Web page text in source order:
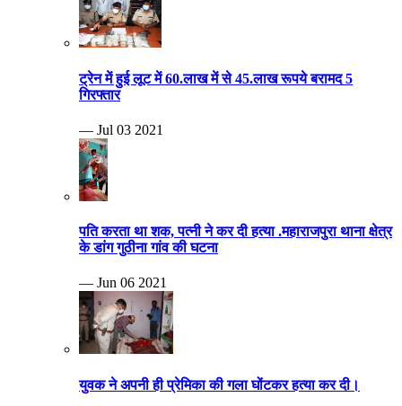
ट्रेन में हुई लूट में 60.लाख में से 45.लाख रूपये बरामद 5
गिरफ्तार
— Jul 03 2021
पति करता था शक, पत्नी ने कर दी हत्या .महाराजपुरा थाना क्षेत्र
के डांग गुठीना गांव की घटना
— Jun 06 2021
युवक ने अपनी ही प्रेमिका की गला घोंटकर हत्या कर दी।